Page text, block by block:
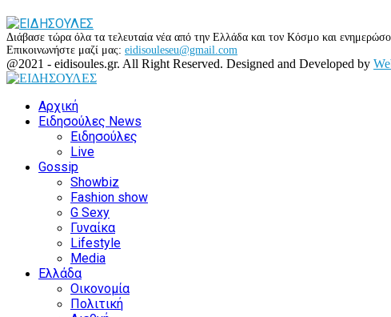
Διάβασε τώρα όλα τα τελευταία νέα από την Ελλάδα και τον Κόσμο και
Επικοινωνήστε μαζί μας: eidisouleseu@gmail.com
Facebook
Twitter
Instagram
Youtube
@2021 - eidisoules.gr. All Right Reserved. Designed and Developed by
Αρχική
Ειδησούλες News
Ειδησούλες
Live
Gossip
Showbiz
Fashion show
G Sexy
Γυναίκα
Lifestyle
Media
Ελλάδα
Οικονομία
Πολιτική